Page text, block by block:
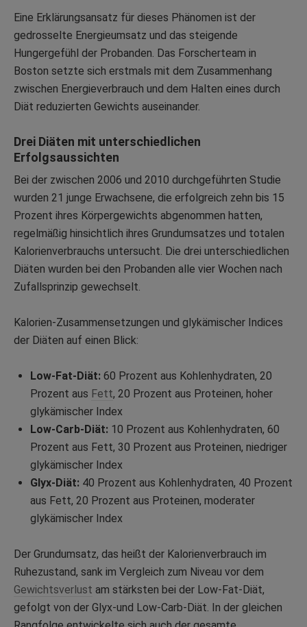
Eine Erklärungsansatz für dieses Phänomen ist der
gedrosselte Energieumsatz und das steigende
Hungergefühl der Probanden. Das Forscherteam in
Boston setzte sich erstmals mit dem Zusammenhang
zwischen Energieverbrauch und dem Halten eines durch
Diät reduzierten Gewichts auseinander.
Drei Diäten mit unterschiedlichen
Erfolgsaussichten
Bei der zwischen 2006 und 2010 durchgeführten Studie
wurden 21 junge Erwachsene, die erfolgreich zehn bis 15
Prozent ihres Körpergewichts abgenommen hatten,
regelmäßig hinsichtlich ihres Grundumsatzes und totalen
Kalorienverbrauchs untersucht. Die drei unterschiedlichen
Diäten wurden bei den Probanden alle vier Wochen nach
Zufallsprinzip gewechselt.
Kalorien-Zusammensetzungen und glykämischer Indices
der Diäten auf einen Blick:
Low-Fat-Diät: 60 Prozent aus Kohlenhydraten, 20
Prozent aus Fett, 20 Prozent aus Proteinen, hoher
glykämischer Index
Low-Carb-Diät: 10 Prozent aus Kohlenhydraten, 60
Prozent aus Fett, 30 Prozent aus Proteinen, niedriger
glykämischer Index
Glyx-Diät: 40 Prozent aus Kohlenhydraten, 40 Prozent
aus Fett, 20 Prozent aus Proteinen, moderater
glykämischer Index
Der Grundumsatz, das heißt der Kalorienverbrauch im
Ruhezustand, sank im Vergleich zum Niveau vor dem
Gewichtsverlust am stärksten bei der Low-Fat-Diät,
gefolgt von der Glyx-und Low-Carb-Diät. In der gleichen